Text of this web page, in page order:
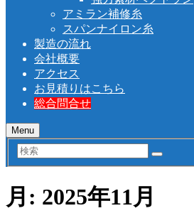
アミラン補修糸
スパンナイロン糸
製造の流れ
会社概要
アクセス
お見積りはこちら
総合問合せ
Menu
検
索
月: 2025年11月